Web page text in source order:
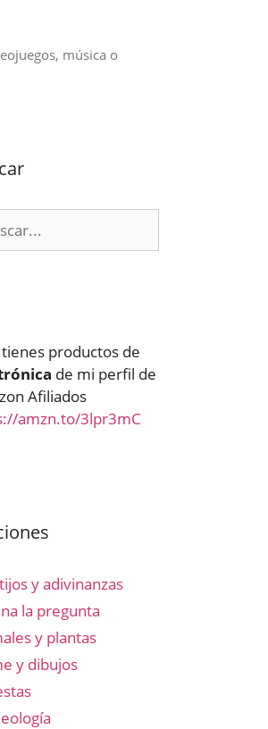
música o
productos de
de mi perfil de
Afiliados
amzn.to/3lpr3mC
y adivinanzas
la pregunta
y plantas
y dibujos